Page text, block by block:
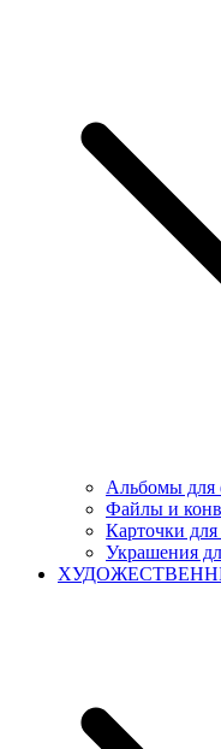
Альбомы для
Файлы и
Карточки
Украшения